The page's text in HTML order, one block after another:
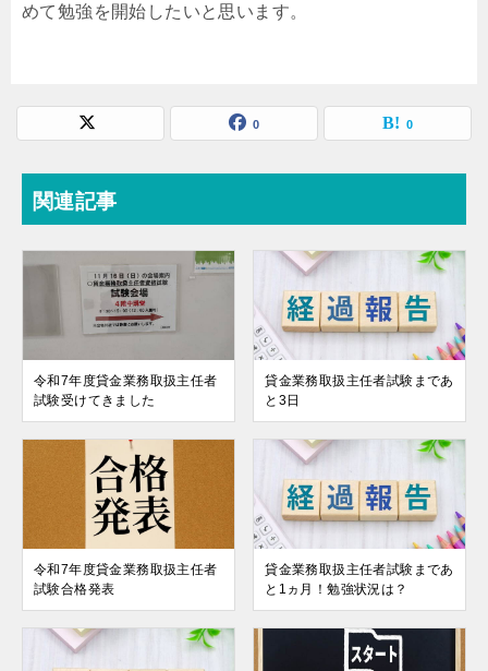
めて勉強を開始したいと思います。
0 0
関連記事
令和7年度貸金業務取扱主任者
試験受けてきました
貸金業務取扱主任者試験まであ
と3日
令和7年度貸金業務取扱主任者
試験合格発表
貸金業務取扱主任者試験まであ
と1ヵ月！勉強状況は？